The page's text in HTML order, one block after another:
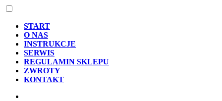
START
O NAS
INSTRUKCJE
SERWIS
REGULAMIN SKLEPU
ZWROTY
KONTAKT